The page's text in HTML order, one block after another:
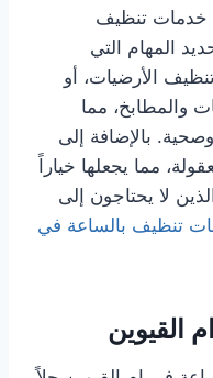
خدمات تنظيف
المهام التي
الأرضيات، أو
والمطابخ، مما
بالإضافة إلى
مما يجعلها خياراً
لا يحتاجون إلى
تنظيف بالساعة في
القيوين